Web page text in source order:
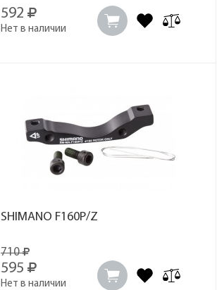
592
Нет в наличии
SHIMANO F160P/Z
710
595
Нет в наличии